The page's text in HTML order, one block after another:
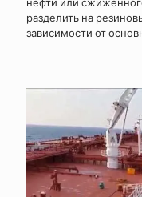
разделить на
зависимости от